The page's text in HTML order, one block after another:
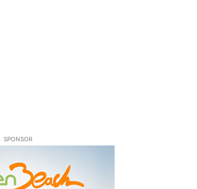
SPONSOR